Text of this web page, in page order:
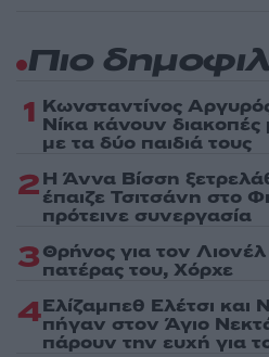
Πιο
1 Κωνσταντίνος
Νίκα κάνουν διακοπές
με τα δύο παιδιά τους
2Η Άννα Βίσση
έπαιζε Τσιτσάνη στο
πρότεινε συνεργασία
3Θρήνος για τον
πατέρας του, Χόρχε
4Ελίζαμπεθ Ελέτσι και
πήγαν στον Άγιο
πάρουν την ευχή για